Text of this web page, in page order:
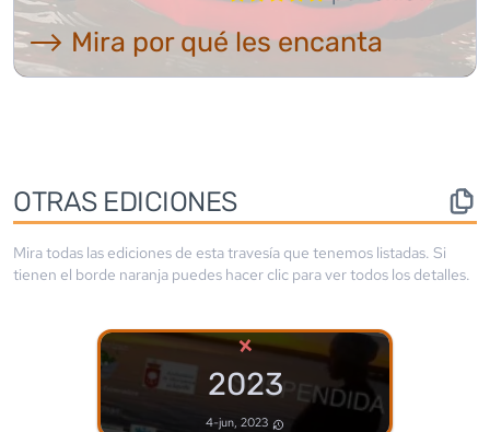
⟶ Mira por qué les encanta
OTRAS EDICIONES
Mira todas las ediciones de esta travesía que tenemos listadas. Si
tienen el borde naranja puedes hacer clic para ver todos los detalles.
×
2023
4-jun, 2023